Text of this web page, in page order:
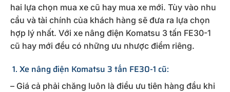
hai lựa chọn mua xe cũ hay mua xe mới. Tùy vào nhu
cầu và tài chính của khách hàng sẽ đưa ra lựa chọn
hợp lý nhất. Với xe nâng điện Komatsu 3 tấn FE30-1
cũ hay mới đều có những ưu nhược điểm riêng.
1. Xe nâng điện Komatsu 3 tấn FE30-1 cũ:
– Giá cả phải chăng luôn là điều ưu tiên hàng đầu khi